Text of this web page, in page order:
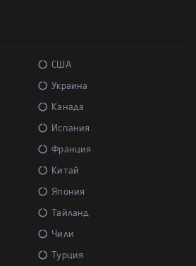
США
Украина
Канада
Испания
Франция
Китай
Япония
Тайланд
Чили
Турция